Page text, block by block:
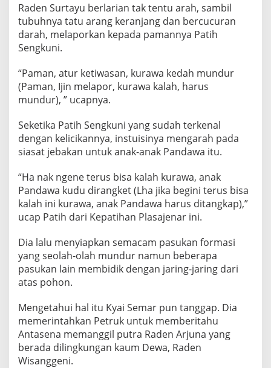
Raden Surtayu berlarian tak tentu arah, sambil
tubuhnya tatu arang keranjang dan bercucuran
darah, melaporkan kepada pamannya Patih
Sengkuni.
“Paman, atur ketiwasan, kurawa kedah mundur
(Paman, Ijin melapor, kurawa kalah, harus
mundur), ” ucapnya.
Seketika Patih Sengkuni yang sudah terkenal
dengan kelicikannya, instuisinya mengarah pada
siasat jebakan untuk anak-anak Pandawa itu.
“Ha nak ngene terus bisa kalah kurawa, anak
Pandawa kudu dirangket (Lha jika begini terus bisa
kalah ini kurawa, anak Pandawa harus ditangkap),”
ucap Patih dari Kepatihan Plasajenar ini.
Dia lalu menyiapkan semacam pasukan formasi
yang seolah-olah mundur namun beberapa
pasukan lain membidik dengan jaring-jaring dari
atas pohon.
Mengetahui hal itu Kyai Semar pun tanggap. Dia
memerintahkan Petruk untuk memberitahu
Antasena memanggil putra Raden Arjuna yang
berada dilingkungan kaum Dewa, Raden
Wisanggeni.